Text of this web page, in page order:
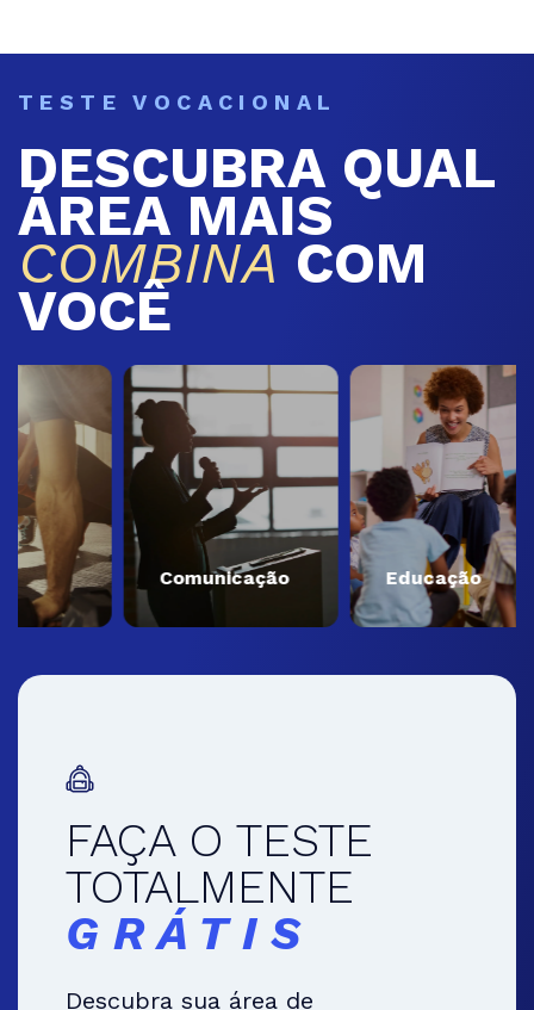
TESTE VOCACIONAL
DESCUBRA QUAL
ÁREA MAIS
COMBINA COM
VOCÊ
Comunicação Educação
FAÇA O TESTE
TOTALMENTE
GRÁTIS
Descubra sua área de